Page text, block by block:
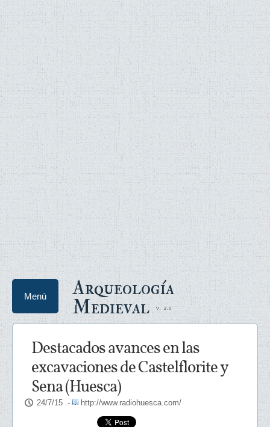
Arqueología
Medieval
Menú
Destacados avances en las
excavaciones de Castelflorite y
Sena (Huesca)
24/7/15 .- http://www.radiohuesca.com/